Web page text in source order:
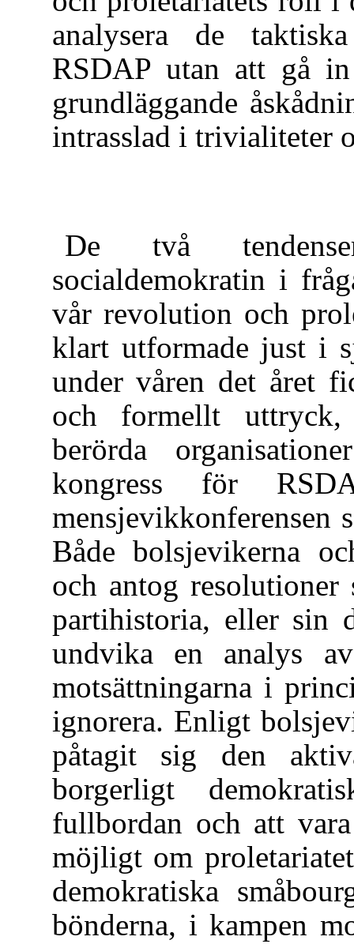
analysera de
RSDAP utan att gå
grundläggande
intrasslad i trivialiteter
De två
socialdemokratin i
vår revolution och
klart utformade just i
under våren det året
och formellt uttryck,
berörda
kongress för
mensjevikkonferensen
Både bolsjevikerna
och antog
partihistoria, eller sin
undvika en analys
motsättningarna i
ignorera. Enligt
påtagit sig den
borgerligt
fullbordan och att
möjligt om
demokratiska
bönderna, i kampen